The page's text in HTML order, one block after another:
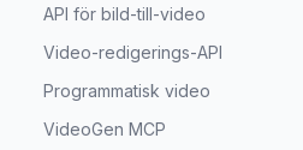
API för bild-till-video
Video-redigerings-API
Programmatisk video
VideoGen MCP